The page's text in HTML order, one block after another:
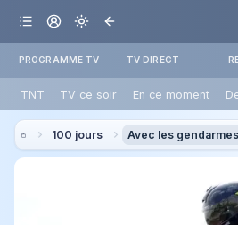
PROGRAMME TV TV DIRECT
TNT TV ce soir En ce moment
100 jours Avec les